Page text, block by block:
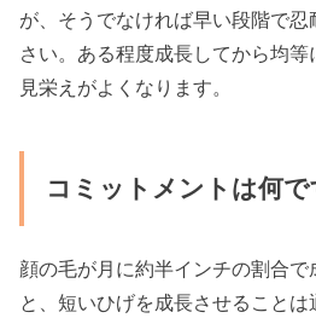
が、そうでなければ早い段階で
さい。ある程度成長してから均等
見栄えがよくなります。
コミットメントは何で
顔の毛が月に約半インチの割合で
と、短いひげを成長させることは